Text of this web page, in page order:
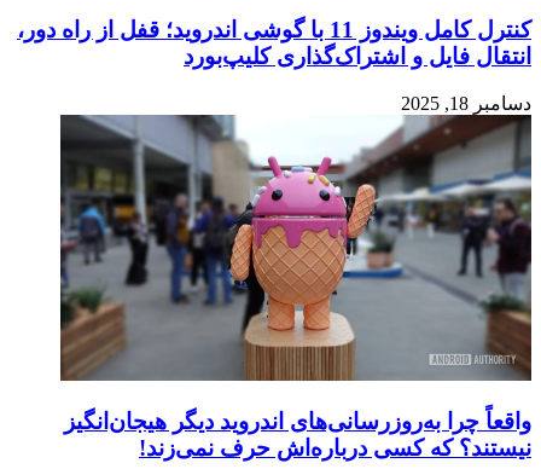
کنترل کامل ویندوز 11 با گوشی اندروید؛ قفل از راه دور،
انتقال فایل و اشتراک‌گذاری کلیپ‌بورد
دسامبر 18, 2025
واقعاً چرا به‌روزرسانی‌های اندروید دیگر هیجان‌انگیز
نیستند؟ که کسی درباره‌اش حرف نمی‌زند!